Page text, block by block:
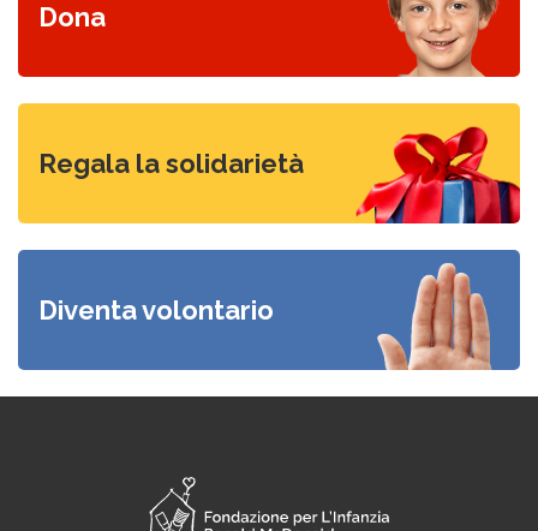
Dona
Regala la solidarietà
Diventa volontario